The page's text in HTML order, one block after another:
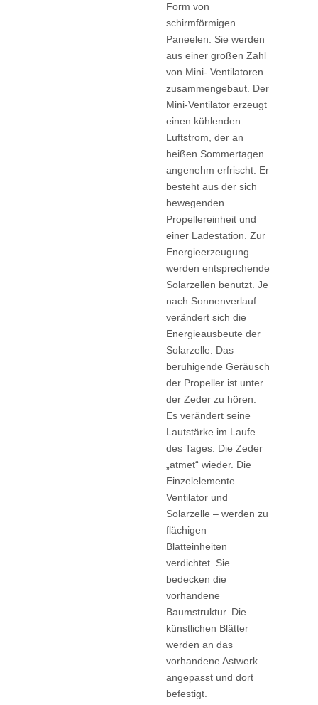
Form von
schirmförmigen
Paneelen. Sie werden
aus einer großen Zahl
von Mini- Ventilatoren
zusammengebaut. Der
Mini-Ventilator erzeugt
einen kühlenden
Luftstrom, der an
heißen Sommertagen
angenehm erfrischt. Er
besteht aus der sich
bewegenden
Propellereinheit und
einer Ladestation. Zur
Energieerzeugung
werden entsprechende
Solarzellen benutzt. Je
nach Sonnenverlauf
verändert sich die
Energieausbeute der
Solarzelle. Das
beruhigende Geräusch
der Propeller ist unter
der Zeder zu hören.
Es verändert seine
Lautstärke im Laufe
des Tages. Die Zeder
„atmet“ wieder. Die
Einzelelemente –
Ventilator und
Solarzelle – werden zu
flächigen
Blatteinheiten
verdichtet. Sie
bedecken die
vorhandene
Baumstruktur. Die
künstlichen Blätter
werden an das
vorhandene Astwerk
angepasst und dort
befestigt.